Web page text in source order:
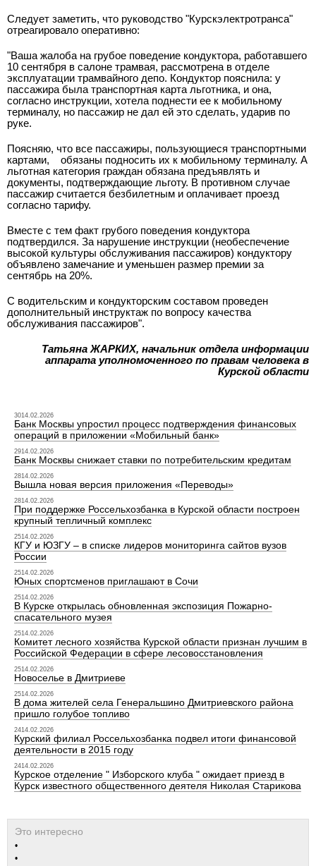
Следует заметить, что руководство "Курскэлектротранса"
отреагировало оперативно:
"Ваша жалоба на грубое поведение кондуктора, работавшего
10 сентября в салоне трамвая, рассмотрена в отделе
эксплуатации трамвайного депо. Кондуктор пояснила: у
пассажира была транспортная карта льготника, и она,
согласно инструкции, хотела поднести ее к мобильному
терминалу, но пассажир не дал ей это сделать, ударив по
руке.
Поясняю, что все пассажиры, пользующиеся транспортными
картами,
обязаны подносить их к мобильному терминалу. А
льготная категория граждан обязана предъявлять и
документы, подтверждающие льготу. В противном случае
пассажир считается безбилетным и оплачивает проезд
согласно тарифу.
Вместе с тем факт грубого поведения кондуктора
подтвердился. За нарушение инструкции (необеспечение
высокой культуры обслуживания пассажиров) кондуктору
объявлено замечание и уменьшен размер премии за
сентябрь на 20%.
С водительским и кондукторским составом проведен
дополнительный инструктаж по вопросу качества
обслуживания пассажиров".
Татьяна ЖАРКИХ, начальник отдела информации
аппарата уполномоченного по правам человека в
Курской области
3014.02.2026
Банк Москвы упростил процесс подтверждения финансовых
операций в приложении «Мобильный банк»
2914.02.2026
Банк Москвы снижает ставки по потребительским кредитам
2814.02.2026
Вышла новая версия приложения «Переводы»
2814.02.2026
При поддержке Россельхозбанка в Курской области построен
крупный тепличный комплекс
2514.02.2026
КГУ и ЮЗГУ – в списке лидеров мониторинга сайтов вузов
России
2514.02.2026
Юных спортсменов приглашают в Сочи
2514.02.2026
В Курске открылась обновленная экспозиция Пожарно-
спасательного музея
2514.02.2026
Комитет лесного хозяйства Курской области признан лучшим в
Российской Федерации в сфере лесовосстановления
2514.02.2026
Новоселье в Дмитриеве
2514.02.2026
В дома жителей села Генеральшино Дмитриевского района
пришло голубое топливо
2414.02.2026
Курский филиал Россельхозбанка подвел итоги финансовой
деятельности в 2015 году
2414.02.2026
Курское отделение " Изборского клуба " ожидает приезд в
Курск известного общественного деятеля Николая Старикова